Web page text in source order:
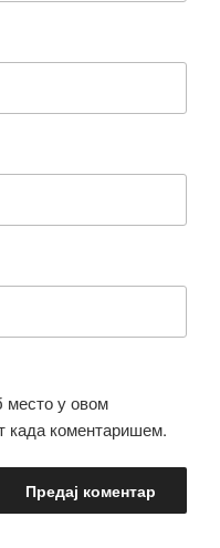
место у овом
када коментаришем.